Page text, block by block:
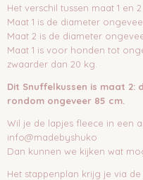
Het verschil tussen maat 1 en
Maat 1 is de diameter
Maat 2 is de diameter
Maat 1 is voor honden tot
zwaarder dan 20 kg.
Dit Snuffelkussen is maat 2:
rondom ongeveer 85 cm.
Wil je de lapjes fleece in een
info@madebyshuko
Dan kunnen we kijken wat
Het stappenplan krijg je via